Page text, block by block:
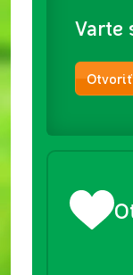
Varte